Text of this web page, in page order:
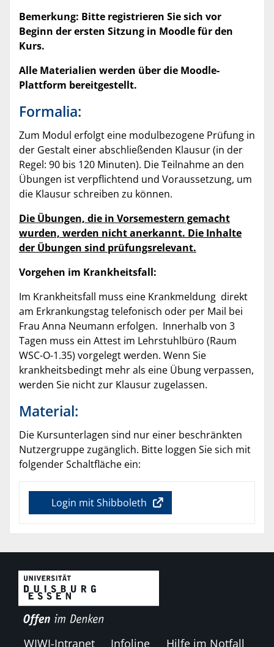
Bemerkung: Bitte registrieren Sie sich vor
Beginn der ersten Sitzung in Moodle für den
Kurs.
Alle Materialien werden über die Moodle-
Plattform bereitgestellt.
Formalia:
Zum Modul erfolgt eine modulbezogene Prüfung in
der Gestalt einer abschließenden Klausur (in der
Regel: 90 bis 120 Minuten). Die Teilnahme an den
Übungen ist verpflichtend und Voraussetzung, um
die Klausur schreiben zu können.
Die Übungen, die in Vorsemestern gemacht
wurden, werden nicht anerkannt. Die Inhalte
der Übungen sind prüfungsrelevant.
Vorgehen im Krankheitsfall:
Im Krankheitsfall muss eine Krankmeldung direkt
am Erkrankungstag telefonisch oder per Mail bei
Frau Anna Neumann erfolgen. Innerhalb von 3
Tagen muss ein Attest im Lehrstuhlbüro (Raum
WSC-O-1.35) vorgelegt werden. Wenn Sie
krankheitsbedingt mehr als eine Übung verpassen,
werden Sie nicht zur Klausur zugelassen.
Material:
Die Kursunterlagen sind nur einer beschränkten
Nutzergruppe zugänglich. Bitte loggen Sie sich mit
folgender Schaltfläche ein:
Login mit Shibboleth
WIWI-Intranet Infoline Hilfe im Notfall